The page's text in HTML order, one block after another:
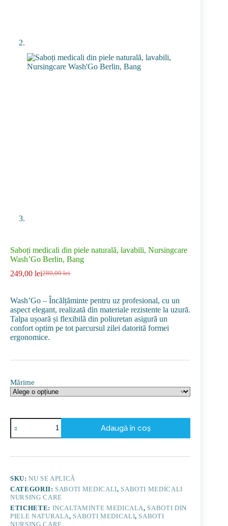
Saboți medicali din piele naturală, lavabili, Nursingcare
Wash’Go Berlin, Bang
280,00lei
Prețul
fost:
280,00 lei.
249,00 leiPrețul
este:
249,00 lei.
Wash’Go – Încălțăminte pentru uz profesional, cu un
aspect elegant, realizată din materiale rezistente la uzură.
Talpa ușoară și flexibilă din poliuretan asigură un
confort optim pe tot parcursul zilei datorită formei
ergonomice.
Mărime
Cantitate
Saboți
medicali
piele
Nursingcare
Wash'Go
Berlin,
Bang
Adaugă în coș
SKU:NU SE APLICĂ
CATEGORII: SABOTI MEDICALI, SABOTI MEDICALI
NURSING CARE
ETICHETE: INCALTAMINTE MEDICALA, SABOTI DIN
PIELE NATURALA, SABOTI MEDICALI, SABOTI
NURSING CARE